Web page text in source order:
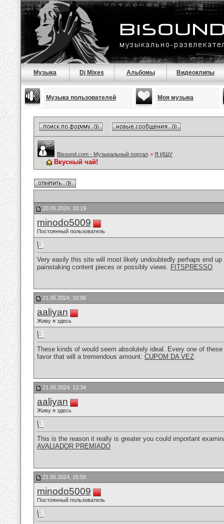
Музыка Dj Mixes Альбомы Видеоклипы
Музыка пользователей Моя музыка
Bisound.com - Музыкальный портал > Я ИЩУ
Вкусный чай!
20.05.2024, 18:19
minodo5009
Постоянный пользователь
Very easily this site will most likely undoubtedly perhaps end
painstaking content pieces or possibly views. FITSPRESSO
21.05.2024, 10:06
aaliyan
Живу я здесь
These kinds of would seem absolutely ideal. Every one of
favor that will a tremendous amount. CUPOM DA VEZ
21.05.2024, 12:34
aaliyan
Живу я здесь
This is the reason it really is greater you could important
AVALIADOR PREMIADO
21.05.2024, 15:50
minodo5009
Постоянный пользователь